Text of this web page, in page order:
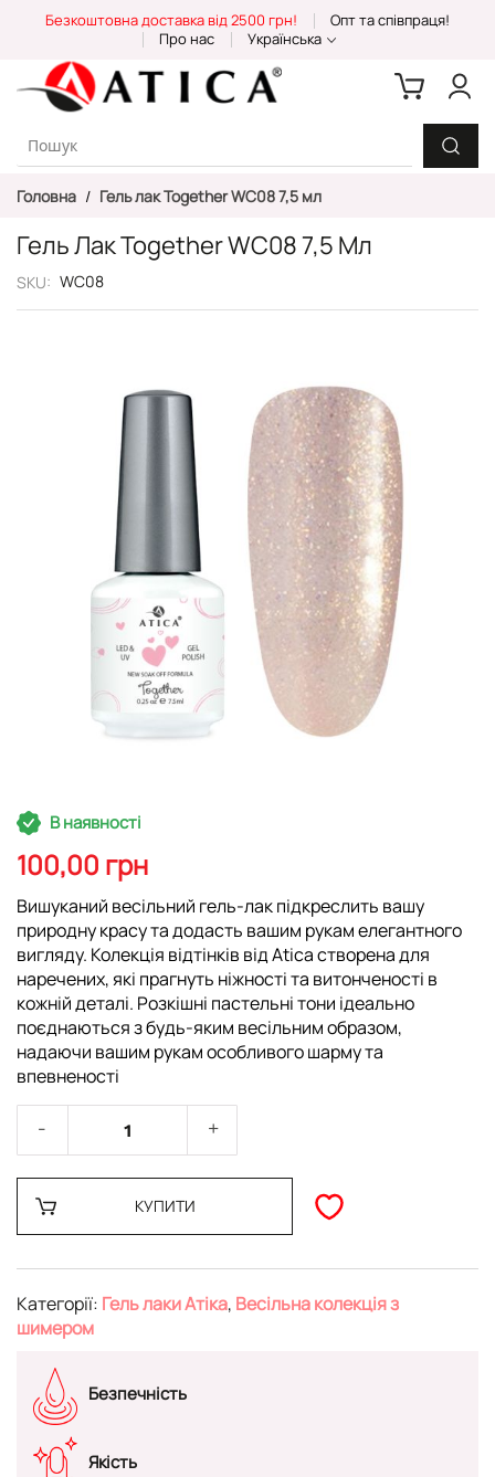
Content
Безкоштовна доставка від 2500 грн!
Опт та співпраця!
Про нас
Українська
Головна Гель лак Together WC08 7,5 мл
Гель Лак Together WC08 7,5 Мл
SKU WC08
Перейти
до
початку
галереї
зображень
В наявності
100,00 грн
Вишуканий весільний гель-лак підкреслить вашу
природну красу та додасть вашим рукам елегантного
вигляду. Колекція відтінків від Atica створена для
наречених, які прагнуть ніжності та витонченості в
кожній деталі. Розкішні пастельні тони ідеально
поєднаються з будь-яким весільним образом,
надаючи вашим рукам особливого шарму та
впевненості
КУПИТИ
Категорії: Гель лаки Атіка, Весільна колекція з
шимером
Безпечність
Якість